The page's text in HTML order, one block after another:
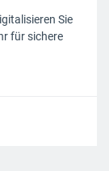
Sie
für sichere